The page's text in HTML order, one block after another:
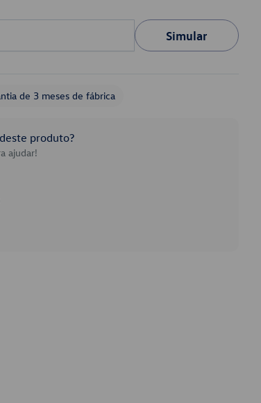
Simular
de 3 meses de fábrica
produto?
ajudar!